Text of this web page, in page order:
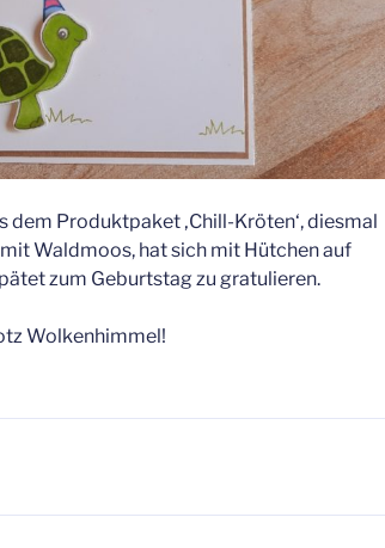
dem Produktpaket ‚Chill-Kröten‘, diesmal
Waldmoos, hat sich mit Hütchen auf
zum Geburtstag zu gratulieren.
Wolkenhimmel!